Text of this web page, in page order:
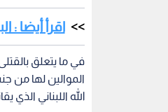
اقرأ أيضا :
الله اللبناني الذي